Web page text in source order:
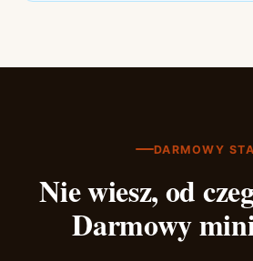
DARMOWY
Nie wiesz, od
Darmowy